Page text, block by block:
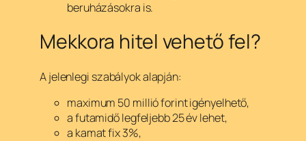
beruházásokra is.
Mekkora hitel vehető fel?
A jelenlegi szabályok alapján:
maximum 50 millió forint igényelhető,
a futamidő legfeljebb 25 év lehet,
a kamat fix 3%,